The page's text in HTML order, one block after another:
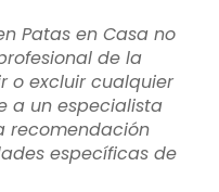
Patas en Casa no
de la
o excluir cualquier
a un especialista
recomendación
específicas de